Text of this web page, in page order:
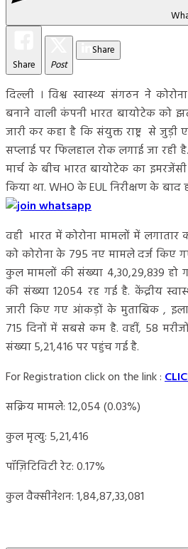
Share Post
Share
दिल्ली । विश्व स्वास्थ्य संगठन ने
बनाने वाली कंपनी भारत बायोटेक को
जारी कर कहा है कि संयुक्त राष्ट्र से
सप्लाई पर फिलहाल रोक लगाई जा रही
मार्च के बीच भारत बायोटेक का इमरजेंसी
किया था. WHO के EUL निरीक्षण के बाद
वही भारत में कोरोना मामलों में लगातार
को कोरोना के 795 नए मामले दर्ज
कुल मामलों की संख्या 4,30,29,839 हो
की संख्या 12054 रह गई है. केंद्रीय
जारी किए गए आंकड़ों के मुताबिक ,
715 दिनों में सबसे कम है. वहीं, 58
संख्या 5,21,416 पर पहुंच गई है.
For Registration click on the link :
सक्रिय मामले: 12,054 (0.03%)
कुल मृत्यु: 5,21,416
पॉज़िटिविटी रेट: 0.17%
कुल वैक्सीनेशन: 1,84,87,33,081